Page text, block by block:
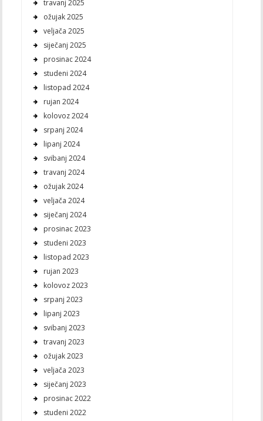
travanj 2025
ožujak 2025
veljača 2025
siječanj 2025
prosinac 2024
studeni 2024
listopad 2024
rujan 2024
kolovoz 2024
srpanj 2024
lipanj 2024
svibanj 2024
travanj 2024
ožujak 2024
veljača 2024
siječanj 2024
prosinac 2023
studeni 2023
listopad 2023
rujan 2023
kolovoz 2023
srpanj 2023
lipanj 2023
svibanj 2023
travanj 2023
ožujak 2023
veljača 2023
siječanj 2023
prosinac 2022
studeni 2022